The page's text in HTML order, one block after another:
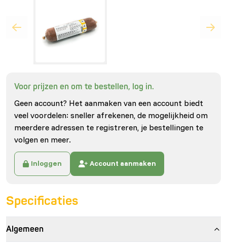
Voor prijzen en om te bestellen, log in.
Geen account? Het aanmaken van een account biedt
veel voordelen: sneller afrekenen, de mogelijkheid om
meerdere adressen te registreren, je bestellingen te
volgen en meer.
Inloggen Account aanmaken
Specificaties
Algemeen